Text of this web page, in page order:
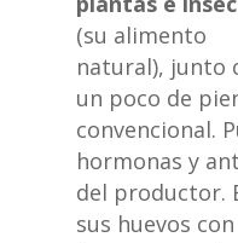
(su alimento
natural), junto
un poco de
convencional.
hormonas y
del productor.
sus huevos